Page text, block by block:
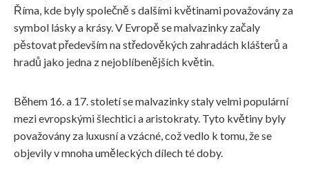
Říma, kde byly společně s dalšími květinami považovány za
symbol lásky a krásy. V Evropě se malvazinky začaly
pěstovat především na středověkých zahradách klášterů a
hradů jako jedna z nejoblíbenějších květin.
Během 16. a 17. století se malvazinky staly velmi populární
mezi evropskými šlechtici a aristokraty. Tyto květiny byly
považovány za luxusní a vzácné, což vedlo k tomu, že se
objevily v mnoha uměleckých dílech té doby.